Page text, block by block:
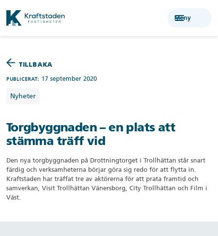
menu
Meny
TILLBAKA
PUBLICERAT: 17 september 2020
Nyheter
Torgbyggnaden – en plats att
stämma träff vid
Den nya torgbyggnaden på Drottningtorget i Trollhättan står snart
färdig och verksamheterna börjar göra sig redo för att flytta in.
Kraftstaden har träffat tre av aktörerna för att prata framtid och
samverkan, Visit Trollhättan Vänersborg, City Trollhättan och Film i
Väst.